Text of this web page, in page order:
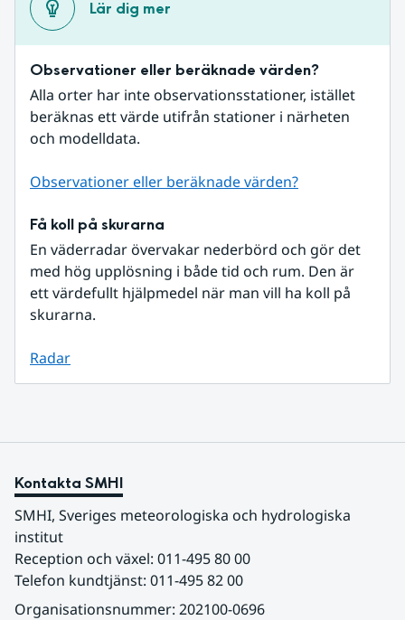
Lär dig mer
Observationer eller beräknade värden?
Alla orter har inte observationsstationer, istället
beräknas ett värde utifrån stationer i närheten
och modelldata.
Observationer eller beräknade värden?
Få koll på skurarna
En väderradar övervakar nederbörd och gör det
med hög upplösning i både tid och rum. Den är
ett värdefullt hjälpmedel när man vill ha koll på
skurarna.
Radar
Kontakta SMHI
SMHI, Sveriges meteorologiska och hydrologiska
institut
Reception och växel: 011-495 80 00
Telefon kundtjänst: 011-495 82 00
Organisationsnummer: 202100-0696